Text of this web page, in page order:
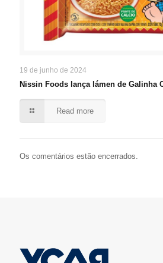
19 de junho de 2024
Nissin Foods lança lámen de Galinha
Read more
Os comentários estão encerrados.